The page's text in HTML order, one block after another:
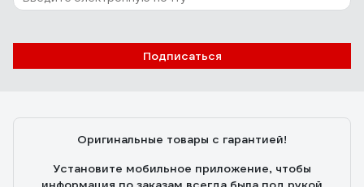
Подписаться
Оригинальные товары с гарантией!
Установите мобильное приложение, чтобы